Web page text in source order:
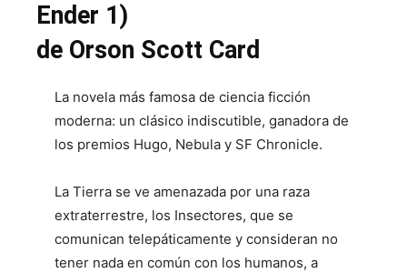
Ender 1)
de Orson Scott Card
La novela más famosa de ciencia ficción
moderna: un clásico indiscutible, ganadora de
los premios Hugo, Nebula y SF Chronicle.
La Tierra se ve amenazada por una raza
extraterrestre, los Insectores, que se
comunican telepáticamente y consideran no
tener nada en común con los humanos, a